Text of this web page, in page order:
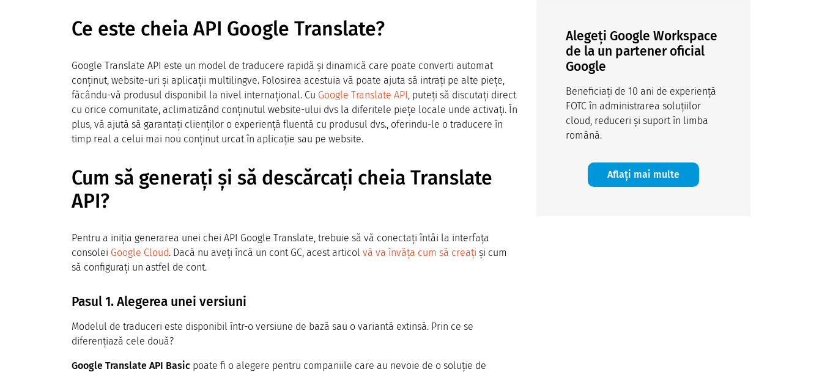
Ce este cheia API Google Translate?
Google Translate API este un model de traducere rapidă și dinamică care poate converti automat
conținut, website-uri și aplicații multilingve. Folosirea acestuia vă poate ajuta să intrați pe alte piețe,
făcându-vă produsul disponibil la nivel internațional. Cu Google Translate API, puteți să discutați direct
cu orice comunitate, aclimatizând conținutul website-ului dvs la diferitele piețe locale unde activați. În
plus, vă ajută să garantați clienților o experiență fluentă cu produsul dvs., oferindu-le o traducere în
timp real a celui mai nou conținut urcat în aplicație sau pe website.
Cum să generați și să descărcați cheia Translate
API?
Pentru a iniția generarea unei chei API Google Translate, trebuie să vă conectați întâi la interfața
consolei Google Cloud. Dacă nu aveți încă un cont GC, acest articol vă va învăța cum să creați și cum
să configurați un astfel de cont.
Pasul 1. Alegerea unei versiuni
Modelul de traduceri este disponibil într-o versiune de bază sau o variantă extinsă. Prin ce se
diferențiază cele două?
Google Translate API Basic poate fi o alegere pentru companiile care au nevoie de o soluție de
Alegeți Google Workspace
de la un partener oficial
Google
Beneficiați de 10 ani de experiență
FOTC în administrarea soluțiilor
cloud, reduceri și suport în limba
română.
Aflați mai multe